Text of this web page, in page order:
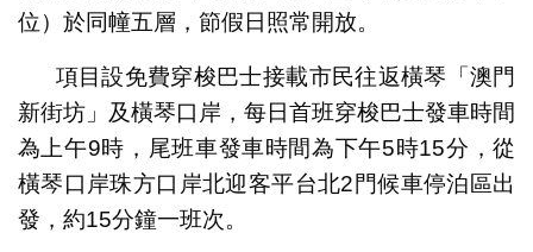
位）於同幢五層，節假日照常開放。
項目設免費穿梭巴士接載市民往返橫琴「澳門
新街坊」及橫琴口岸，每日首班穿梭巴士發車時間
為上午9時，尾班車發車時間為下午5時15分，從
橫琴口岸珠方口岸北迎客平台北2門候車停泊區出
發，約15分鐘一班次。